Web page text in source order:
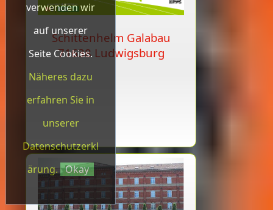
verwenden wir
auf unserer
Seite Cookies.
Näheres dazu
erfahren Sie in
unserer
Datenschutzerkl
ärung.Okay
Schittenhelm Galabau
71638 Ludwigsburg